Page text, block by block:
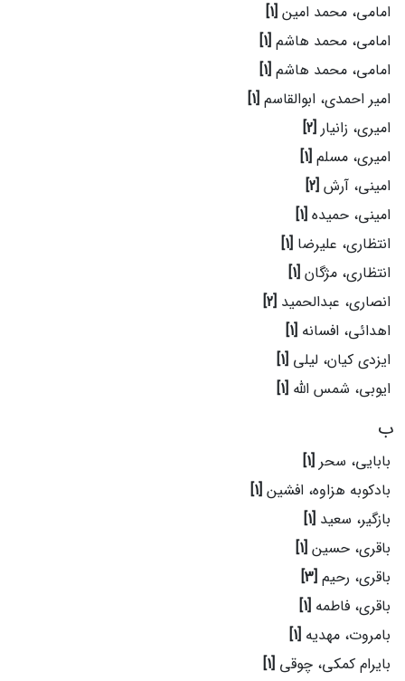
امامی، محمد امین [1]
امامی، محمد هاشم [1]
امامی، محمد هاشم [1]
امیر احمدی، ابوالقاسم [1]
امیری، زانیار [2]
امیری، مسلم [1]
امینی، آرش [2]
امینی، حمیده [1]
انتظاری، علیرضا [1]
انتظاری، مژگان [1]
انصاری، عبدالحمید [2]
اهدائی، افسانه [1]
ایزدی کیان، لیلی [1]
ایوبی، شمس الله [1]
ب
بابایی، سحر [1]
بادکوبه هزاوه، افشین [1]
بازگیر، سعید [1]
باقری، حسین [1]
باقری، رحیم [3]
باقری، فاطمه [1]
بامروت، مهدیه [1]
بایرام کمکی، چوقی [1]